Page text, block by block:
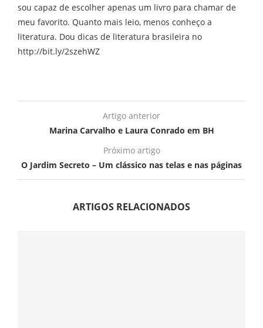
sou capaz de escolher apenas um livro para chamar de
meu favorito. Quanto mais leio, menos conheço a
literatura. Dou dicas de literatura brasileira no
http://bit.ly/2szehWZ
Artigo anterior
Marina Carvalho e Laura Conrado em BH
Próximo artigo
O Jardim Secreto – Um clássico nas telas e nas páginas
ARTIGOS RELACIONADOS